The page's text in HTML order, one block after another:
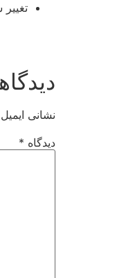
نشانی
دیدگاه *